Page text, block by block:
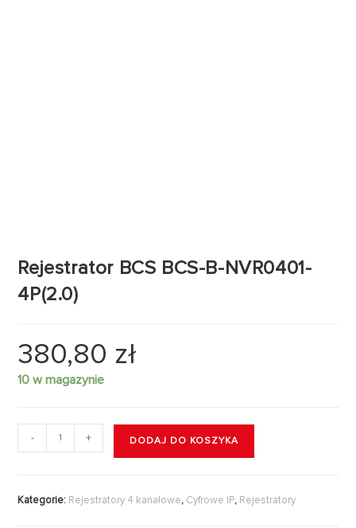
Rejestrator BCS BCS-B-NVR0401-
4P(2.0)
380,80 zł
10 w magazynie
- + DODAJ DO KOSZYKA
Kategorie: Rejestratory 4 kanałowe, Cyfrowe IP, Rejestratory